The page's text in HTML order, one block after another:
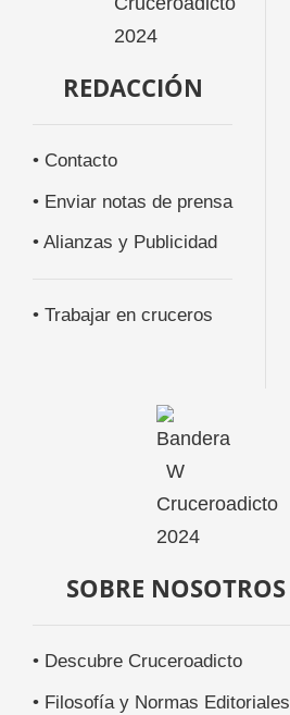
REDACCIÓN
• Contacto
• Enviar notas de prensa
• Alianzas y Publicidad
• Trabajar en cruceros
SOBRE NOSOTROS
• Descubre Cruceroadicto
• Filosofía y Normas Editoriales